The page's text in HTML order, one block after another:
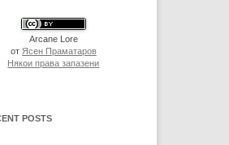
Arcane Lore
от Ясен Праматаров
Някои права запазени
POSTS